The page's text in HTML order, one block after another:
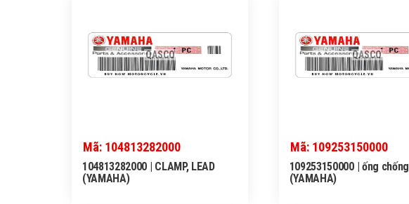
QASCO
Mã: 104813282000
104813282000 | CLAMP, LEAD
(YAMAHA)
QASCO
Mã: 109253150000
109253150000 | ống chống
(YAMAHA)